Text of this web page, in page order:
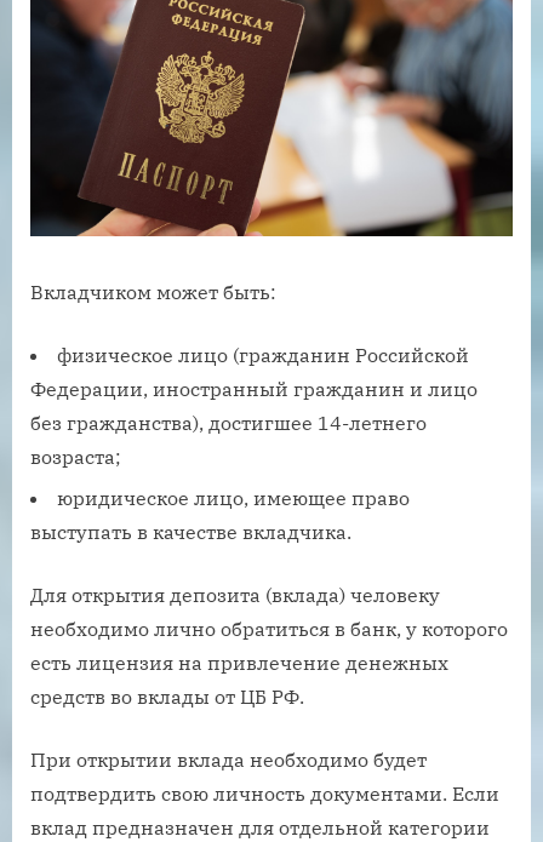
Вкладчиком может быть:
физическое лицо (гражданин Российской
Федерации, иностранный гражданин и лицо
без гражданства), достигшее 14-летнего
возраста;
юридическое лицо, имеющее право
выступать в качестве вкладчика.
Для открытия депозита (вклада) человеку
необходимо лично обратиться в банк, у которого
есть лицензия на привлечение денежных
средств во вклады от ЦБ РФ.
При открытии вклада необходимо будет
подтвердить свою личность документами. Если
вклад предназначен для отдельной категории